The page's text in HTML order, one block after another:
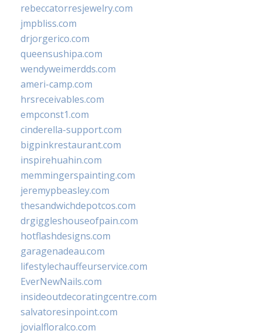
rebeccatorresjewelry.com
jmpbliss.com
drjorgerico.com
queensushipa.com
wendyweimerdds.com
ameri-camp.com
hrsreceivables.com
empconst1.com
cinderella-support.com
bigpinkrestaurant.com
inspirehuahin.com
memmingerspainting.com
jeremypbeasley.com
thesandwichdepotcos.com
drgiggleshouseofpain.com
hotflashdesigns.com
garagenadeau.com
lifestylechauffeurservice.com
EverNewNails.com
insideoutdecoratingcentre.com
salvatoresinpoint.com
jovialfloralco.com